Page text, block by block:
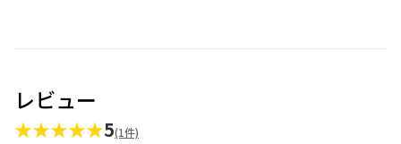
レビュー
★★★★★5(1件)